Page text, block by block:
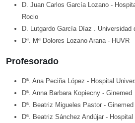
D. Juan Carlos García Lozano -
Rocio
D. Lutgardo García Díaz
.
Dª. Mª Dolores Lozano Arana - HUVR
Profesorado
Dª. Ana Peciña López - Hospital
Dª. Anna Barbara Kopiecny - Ginemed
Dª. Beatriz Migueles Pastor - Ginemed
Dª. Beatriz Sánchez Andújar - Hospital